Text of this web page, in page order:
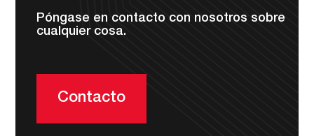
Póngase en contacto con nosotros sobre
cualquier cosa.
Contacto